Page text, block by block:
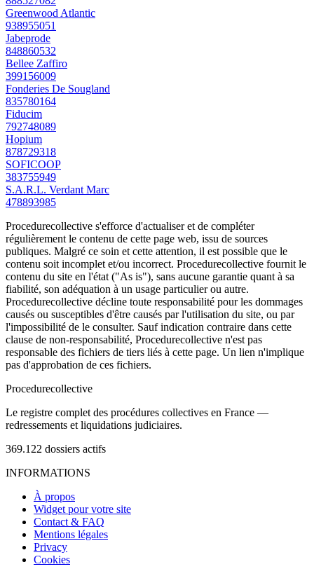
Greenwood Atlantic
938955051
Jabeprode
848860532
Bellee Zaffiro
399156009
Fonderies De Sougland
835780164
Fiducim
792748089
Hopium
878729318
SOFICOOP
383755949
S.A.R.L. Verdant Marc
478893985
Procedurecollective s'efforce d'actualiser et de compléter
régulièrement le contenu de cette page web, issu de sources
publiques. Malgré ce soin et cette attention, il est possible que le
contenu soit incomplet et/ou incorrect. Procedurecollective fournit le
contenu du site en l'état ("As is"), sans aucune garantie quant à sa
fiabilité, son adéquation à un usage particulier ou autre.
Procedurecollective décline toute responsabilité pour les dommages
causés ou susceptibles d'être causés par l'utilisation du site, ou par
l'impossibilité de le consulter. Sauf indication contraire dans cette
clause de non-responsabilité, Procedurecollective n'est pas
responsable des fichiers de tiers liés à cette page. Un lien n'implique
pas d'approbation de ces fichiers.
Procedurecollective
Le registre complet des procédures collectives en France —
redressements et liquidations judiciaires.
369.122 dossiers actifs
INFORMATIONS
À propos
Widget pour votre site
Contact & FAQ
Mentions légales
Privacy
Cookies